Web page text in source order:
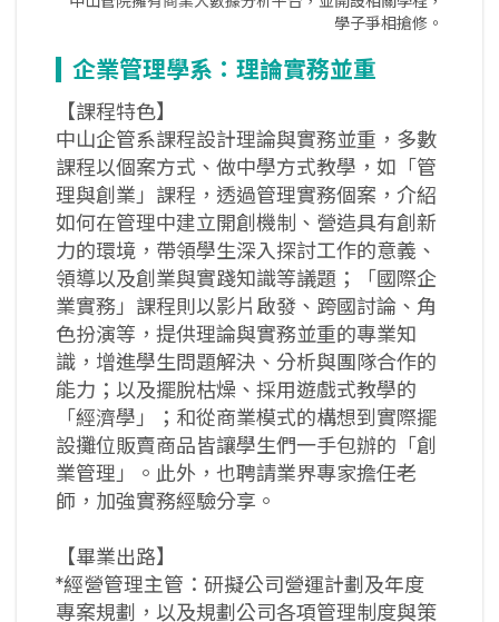
學子爭相搶修。
企業管理學系：理論實務並重
【課程特色】
中山企管系課程設計理論與實務並重，多數
課程以個案方式、做中學方式教學，如「管
理與創業」課程，透過管理實務個案，介紹
如何在管理中建立開創機制、營造具有創新
力的環境，帶領學生深入探討工作的意義、
領導以及創業與實踐知識等議題；「國際企
業實務」課程則以影片啟發、跨國討論、角
色扮演等，提供理論與實務並重的專業知
識，增進學生問題解決、分析與團隊合作的
能力；以及擺脫枯燥、採用遊戲式教學的
「經濟學」；和從商業模式的構想到實際擺
設攤位販賣商品皆讓學生們一手包辦的「創
業管理」。此外，也聘請業界專家擔任老
師，加強實務經驗分享。
【畢業出路】
*經營管理主管：研擬公司營運計劃及年度
專案規劃，以及規劃公司各項管理制度與策